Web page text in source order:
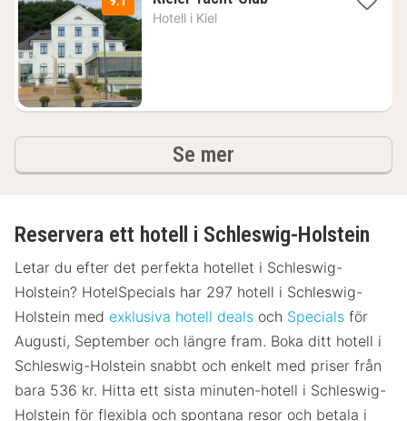
Hotell i Kiel
Se mer
Reservera ett hotell i Schleswig-Holstein
Letar du efter det perfekta hotellet i Schleswig-
Holstein? HotelSpecials har 297 hotell i Schleswig-
Holstein med exklusiva hotell deals och Specials för
Augusti, September och längre fram. Boka ditt hotell i
Schleswig-Holstein snabbt och enkelt med priser från
bara 536 kr. Hitta ett sista minuten-hotell i Schleswig-
Holstein för flexibla och spontana resor och betala i